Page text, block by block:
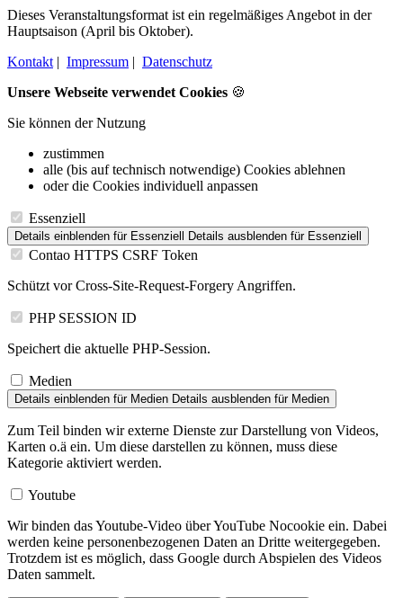
Dieses Veranstaltungsformat ist ein regelmäßiges Angebot in der
Hauptsaison (April bis Oktober).
Kontakt | Impressum | Datenschutz
Unsere Webseite verwendet Cookies 🍪
Sie können der Nutzung
zustimmen
alle (bis auf technisch notwendige) Cookies ablehnen
oder die Cookies individuell anpassen
Essenziell
Details einblenden für Essenziell Details ausblenden für Essenziell
Contao HTTPS CSRF Token
Schützt vor Cross-Site-Request-Forgery Angriffen.
PHP SESSION ID
Speichert die aktuelle PHP-Session.
Medien
Details einblenden für Medien Details ausblenden für Medien
Zum Teil binden wir externe Dienste zur Darstellung von Videos,
Karten o.ä ein. Um diese darstellen zu können, muss diese
Kategorie aktiviert werden.
Youtube
Wir binden das Youtube-Video über YouTube Nocookie ein. Dabei
werden keine personenbezogenen Daten an Dritte weitergegeben.
Trotzdem ist es möglich, dass Google durch Abspielen des Videos
Daten sammelt.